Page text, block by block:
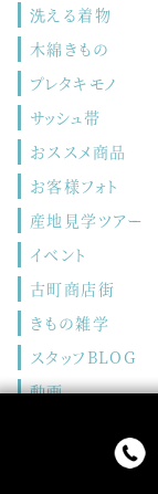
洗える着物
木綿きもの
プレタキモノ
サッシュ帯
おススメ商品
お客様フォト
産地見学ツアー
イベント
古町商店街
きもの雑学
スタッフBLOG
動画